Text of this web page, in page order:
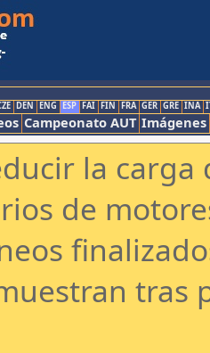
DEN ENG ESP FAI FIN FRA GER GRE INA
Campeonato AUT Imágenes
la
de
tras